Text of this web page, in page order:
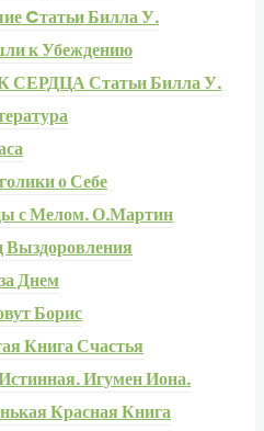
Cтатьи Билла У.
к Убеждению
СЕРДЦА Статьи Билла У.
о Себе
с Мелом. О.Мартин
Выздоровления
Днем
Борис
Книга Счастья
Игумен Иона.
Красная Книга